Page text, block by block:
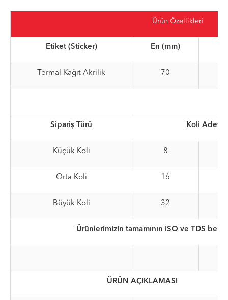
Ürün Özellikleri
Etiket (Sticker) En (mm)
Termal Kağıt Akrilik 70
Sipariş Türü Koli Adet
Küçük Koli 8
Orta Koli 16
Büyük Koli 32
Ürünlerimizin tamamının ISO ve TDS
ÜRÜN AÇIKLAMASI